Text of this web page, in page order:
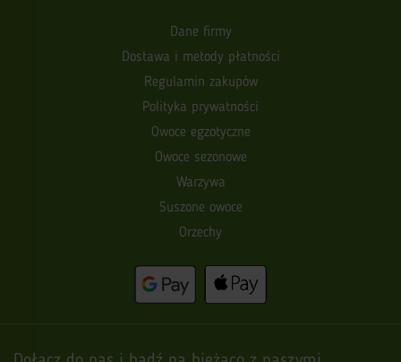
Dane firmy
Dostawa i metody płatności
Regulamin zakupów
Polityka prywatności
Owoce egzotyczne
Owoce sezonowe
Warzywa
Suszone owoce
Orzechy